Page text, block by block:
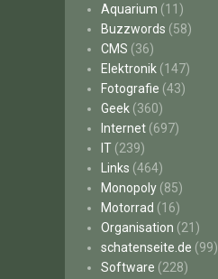
Aquarium (11)
Buzzwords (58)
CMS (36)
Elektronik (147)
Fotografie (43)
Geek (360)
Internet (697)
IT (239)
Links (464)
Monopoly (85)
Motorrad (16)
Organisation (21)
schatenseite.de (99)
Software (228)